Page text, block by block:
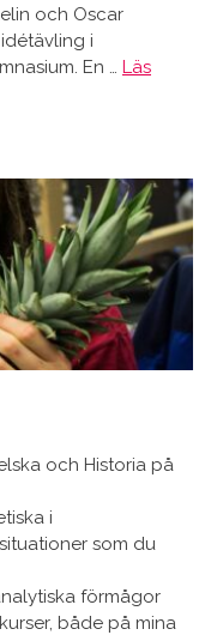
och Oscar
i
En … Läs
och Historia på
i
som du
förmågor
både på mina